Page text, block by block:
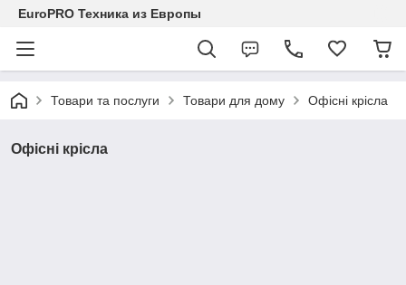
EuroPRO Техника из Европы
Товари та послуги Товари для дому Офісні крісла
Офісні крісла